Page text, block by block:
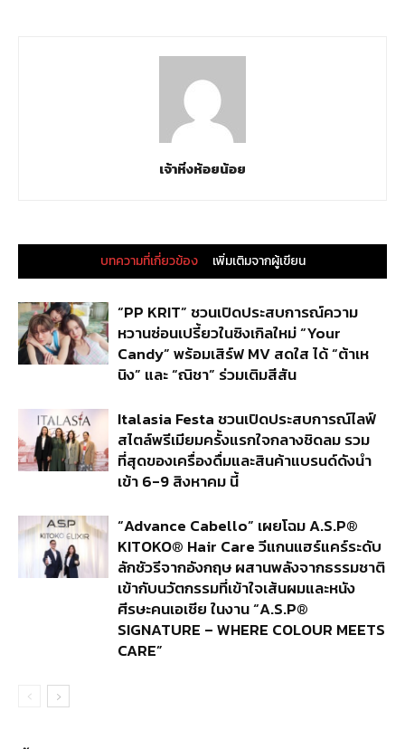
เจ้าหิ่งห้อยน้อย
บทความที่เกี่ยวข้อง เพิ่มเติมจากผู้เขียน
“PP KRIT” ชวนเปิดประสบการณ์ความ
หวานซ่อนเปรี้ยวในซิงเกิลใหม่ “Your
Candy” พร้อมเสิร์ฟ MV สดใส ได้ “ต้าเห
นิง” และ “ณิชา” ร่วมเติมสีสัน
Italasia Festa ชวนเปิดประสบการณ์ไลฟ์
สไตล์พรีเมียมครั้งแรกใจกลางชิดลม รวม
ที่สุดของเครื่องดื่มและสินค้าแบรนด์ดังนำ
เข้า 6-9 สิงหาคม นี้
“Advance Cabello” เผยโฉม A.S.P®
KITOKO® Hair Care วีแกนแฮร์แคร์ระดับ
ลักชัวรีจากอังกฤษ ผสานพลังจากธรรมชาติ
เข้ากับนวัตกรรมที่เข้าใจเส้นผมและหนัง
ศีรษะคนเอเชีย ในงาน “A.S.P®
SIGNATURE – WHERE COLOUR MEETS
CARE”